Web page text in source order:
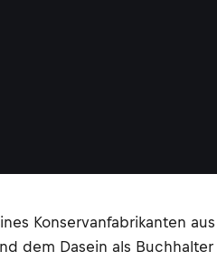
Konservanfabrikanten
dem Dasein als